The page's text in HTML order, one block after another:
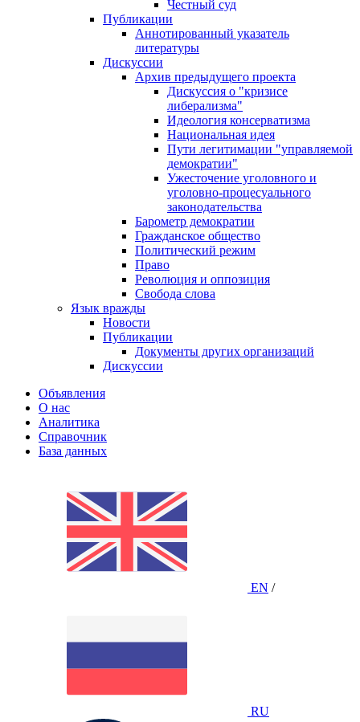
Честный суд
Публикации
Аннотированный указатель
литературы
Дискуссии
Архив предыдущего проекта
Дискуссия о "кризисе
либерализма"
Идеология консерватизма
Национальная идея
Пути легитимации "управляемой
демократии"
Ужесточение уголовного и
уголовно-процесуального
законодательства
Барометр демократии
Гражданское общество
Политический режим
Право
Революция и оппозиция
Свобода слова
Язык вражды
Новости
Публикации
Документы других организаций
Дискуссии
Объявления
О нас
Аналитика
Справочник
База данных
EN /
RU